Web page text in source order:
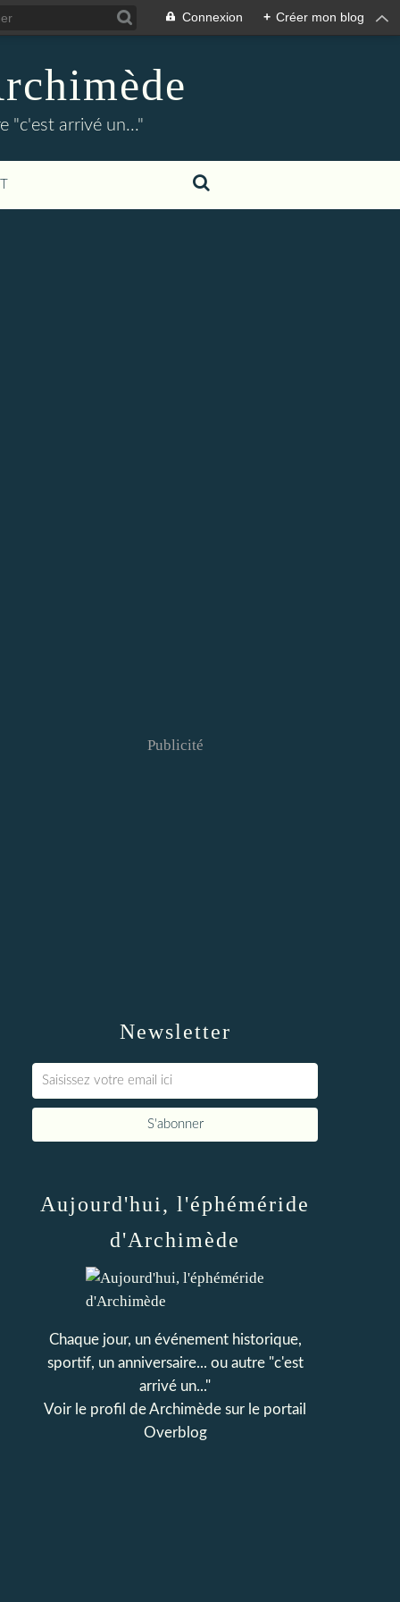
Connexion + Créer mon blog
"c'est arrivé un..."
Newsletter
Publicité
Aujourd'hui, l'éphéméride
d'Archimède
Chaque jour, un événement historique,
sportif, un anniversaire... ou autre "c'est
arrivé un..."
Voir le profil deArchimède sur le portail
Overblog